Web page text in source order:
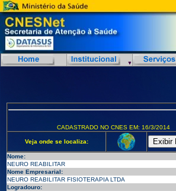
CADASTRADO NO CNES EM: 16/3/2014
Veja onde se localiza:
Nome:
NEURO REABILITAR
Nome Empresarial:
NEURO REABILITAR FISIOTERAPIA LTDA
Logradouro: